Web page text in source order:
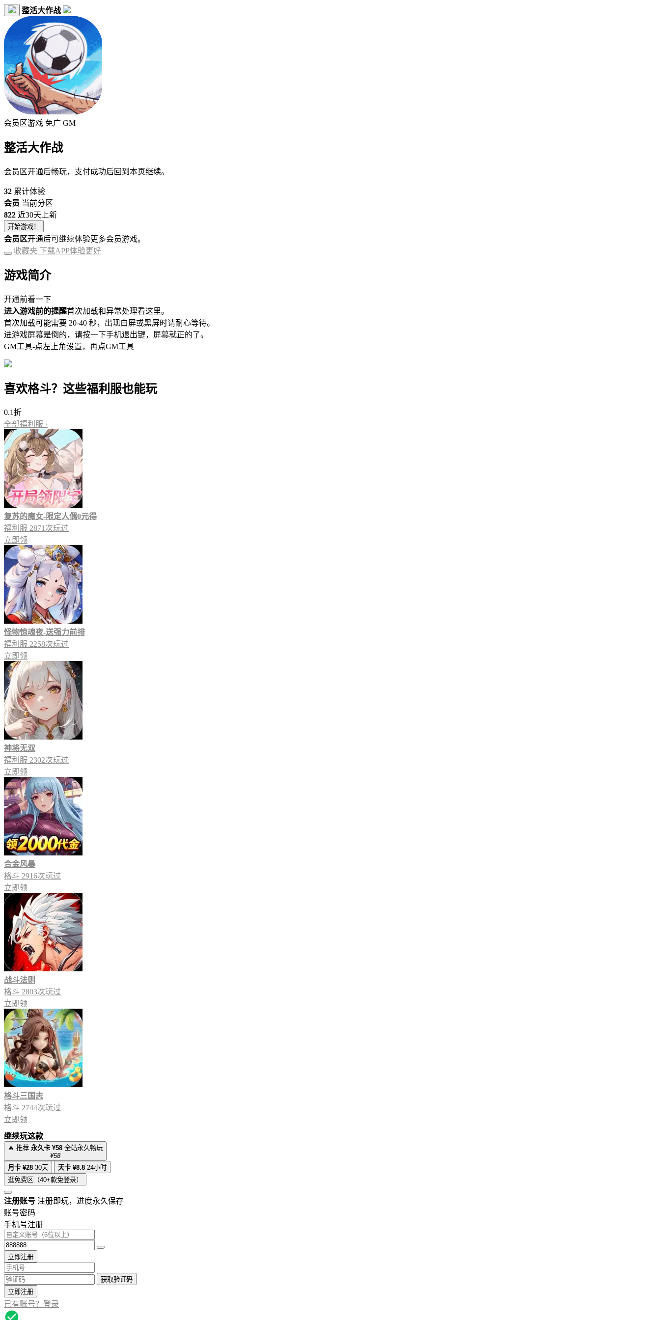
整活大作战
会员区游戏 免广 GM
整活大作战
会员区开通后畅玩，支付成功后回到本页继续。
32 累计体验
会员 当前分区
822 近30天上新
开始游戏！
会员区开通后可继续体验更多会员游戏。
收藏夹 下载APP体验更好
游戏简介
开通前看一下
进入游戏前的提醒首次加载和异常处理看这里。
首次加载可能需要 20-40 秒，出现白屏或黑屏时请耐心等待。
进游戏屏幕是倒的，请按一下手机退出键，屏幕就正的了。
GM工具-点左上角设置，再点GM工具
喜欢格斗？这些福利服也能玩
0.1折
全部福利服 ›
复苏的魔女-限定人偶0元得
福利服 2871次玩过
立即领
怪物惊魂夜-送强力前排
福利服 2258次玩过
立即领
神将无双
福利服 2302次玩过
立即领
合金风暴
格斗 2916次玩过
立即领
战斗法则
格斗 2803次玩过
立即领
格斗三国志
格斗 2744次玩过
立即领
继续玩这款
🔥 推荐 永久卡 ¥58 全站永久畅玩
¥58
月卡 ¥28 30天 天卡 ¥8.8 24小时
逛免费区（40+款免登录）
注册账号 注册即玩，进度永久保存
账号密码
手机号注册
立即注册
获取验证码
立即注册
已有账号？登录